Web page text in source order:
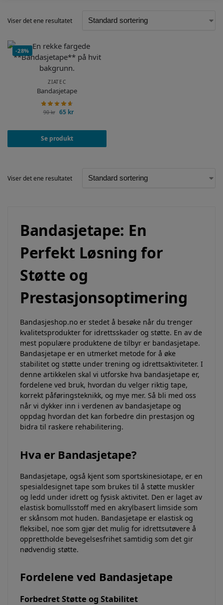
Viser det ene resultatet
-28%
ZIATEC
Bandasjetape
90kr 65 kr
Se produkt
Viser det ene resultatet
Bandasjetape: En
Perfekt Løsning for
Støtte og
Prestasjonsoptimering
Bandasjeshop.no er stedet å besøke når du trenger
kvalitetsprodukter for idrettsskader og støtte. En av de
mest populære produktene de tilbyr er bandasjetape.
Bandasjetape er en utmerket metode for å øke
stabilitet og støtte under trening og idrettsaktiviteter. I
denne artikkelen skal vi utforske hva bandasjetape er,
fordelene ved bruk, hvordan du velger riktig tape,
korrekt påføringsteknikk, og mye mer. Så bli med oss
når vi dykker inn i verdenen av bandasjetape og
oppdag hvordan det kan forbedre din prestasjon og
bidra til raskere rehabilitering.
Hva er Bandasjetape?
Bandasjetape, også kjent som sportskinesiotape, er en
spesialdesignet tape som brukes til å støtte muskler
og ledd under idrett og fysisk aktivitet. Den er laget av
elastisk bomullsstoff med en akrylbasert limside som
er skånsom mot huden. Bandasjetape er elastisk og
fleksibel, noe som gjør det mulig for idrettsutøvere å
opprettholde bevegelsesfrihet samtidig som det gir
nødvendig støtte.
Fordelene ved Bandasjetape
Forbedret Støtte og Stabilitet